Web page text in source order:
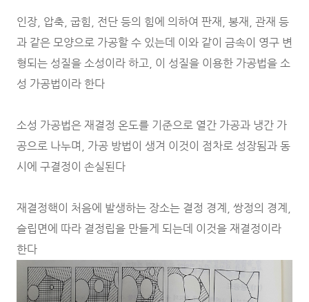
인장, 압축, 굽힘, 전단 등의 힘에 의하여 판재, 봉재, 관재 등
과 같은 모양으로 가공할 수 있는데 이와 같이 금속이 영구 변
형되는 성질을 소성이라 하고, 이 성질을 이용한 가공법을 소
성 가공법이라 한다
소성 가공법은 재결정 온도를 기준으로 열간 가공과 냉간 가
공으로 나누며, 가공 방법이 생겨 이것이 점차로 성장됨과 동
시에 구결정이 손실된다
재결정핵이 처음에 발생하는 장소는 결정 경계, 쌍정의 경계,
슬립면에 따라 결정립을 만들게 되는데 이것을 재결정이라
한다